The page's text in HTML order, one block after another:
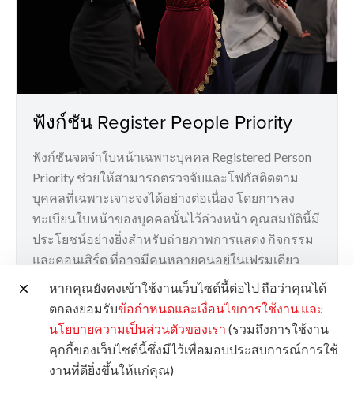
ฟังก์ชัน Register People Priority
ฟังก์ชันจดจำใบหน้าเฉพาะบุคคล Registered Person
Priority ช่วยให้สามารถตรวจจับและโฟกัสติดตาม
บุคคลที่เฉพาะเจาะจงได้อย่างต่อเนื่อง โดยการลง
ทะเบียนใบหน้าของบุคคลนั้นไว้ล่วงหน้า คุณสมบัตินี้มี
ประโยชน์อย่างยิ่งสำหรับถ่ายภาพการแสดง กิจกรรม
และคอนเสิร์ต ที่อาจมีคนหลายคนอยู่ในเฟรมเดียว
เวอร์ชันที่ได้รับการปรับปรุงนี้สามารถตรวจจับตัวแบบ
เป้าหมายได้แม้ว่าจะหันหน้าไปทางด้านข้างก็ตาม
*สามารถลงทะเบียนใบหน้าได้พร้อมกันสูงสุดถึง 10
ใบหน้า
หากคุณยังคงเข้าใช้งานเว็บไซต์นี้ต่อไป ถือว่าคุณได้
ตกลงยอมรับข้อกำหนดและเงื่อนไขการใช้งาน และ
นโยบายความเป็นส่วนตัวของเรา (รวมถึงการใช้งาน
คุกกี้ของเว็บไซต์นี้ซึ่งมีไว้เพื่อมอบประสบการณ์การใช้
งานที่ดียิ่งขึ้นให้แก่คุณ)